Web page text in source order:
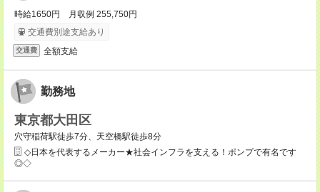
時給1650円 月収例 255,750円
交通費別途支給あり
交通費 全額支給
勤務地
東京都大田区
穴守稲荷駅徒歩7分、天空橋駅徒歩8分
◇日本を代表するメーカー★社会インフラを支える！ポンプで有名です
◎◇